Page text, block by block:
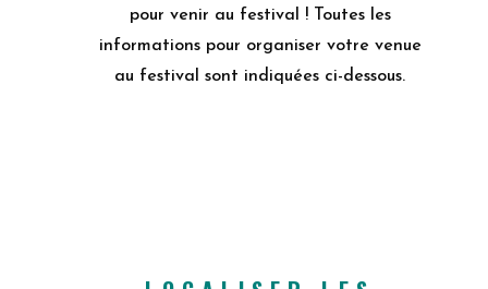
pour venir au festival ! Toutes les
informations pour organiser votre venue
au festival sont indiquées ci-dessous.